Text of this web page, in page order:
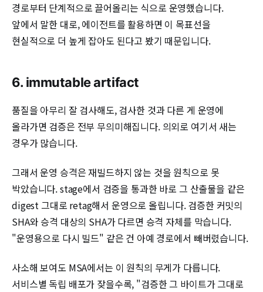
경로부터 단계적으로 끌어올리는 식으로 운영했습니다.
앞에서 말한 대로, 에이전트를 활용하면 이 목표선을
현실적으로 더 높게 잡아도 된다고 봤기 때문입니다.
6. immutable artifact
품질을 아무리 잘 검사해도, 검사한 것과 다른 게 운영에
올라가면 검증은 전부 무의미해집니다. 의외로 여기서 새는
경우가 많습니다.
그래서 운영 승격은 재빌드하지 않는 것을 원칙으로 못
박았습니다. stage에서 검증을 통과한 바로 그 산출물을 같은
digest 그대로 retag해서 운영으로 올립니다. 검증한 커밋의
SHA와 승격 대상의 SHA가 다르면 승격 자체를 막습니다.
"운영용으로 다시 빌드" 같은 건 아예 경로에서 빼버렸습니다.
사소해 보여도 MSA에서는 이 원칙의 무게가 다릅니다.
서비스별 독립 배포가 잦을수록, "검증한 그 바이트가 그대로